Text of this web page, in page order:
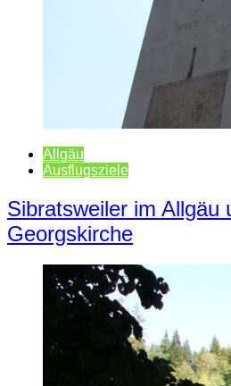
Allgäu
Ausflugsziele
Sibratsweiler im Allgäu
Georgskirche